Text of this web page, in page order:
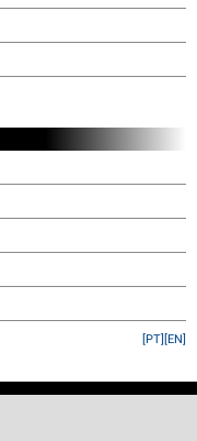
[EN]
[PT]